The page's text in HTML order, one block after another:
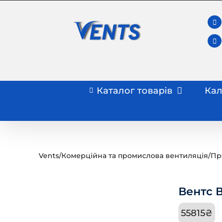
Каталог товарів
Vents/Комерційна та промислова вентиляція/
Вентс
55815₴